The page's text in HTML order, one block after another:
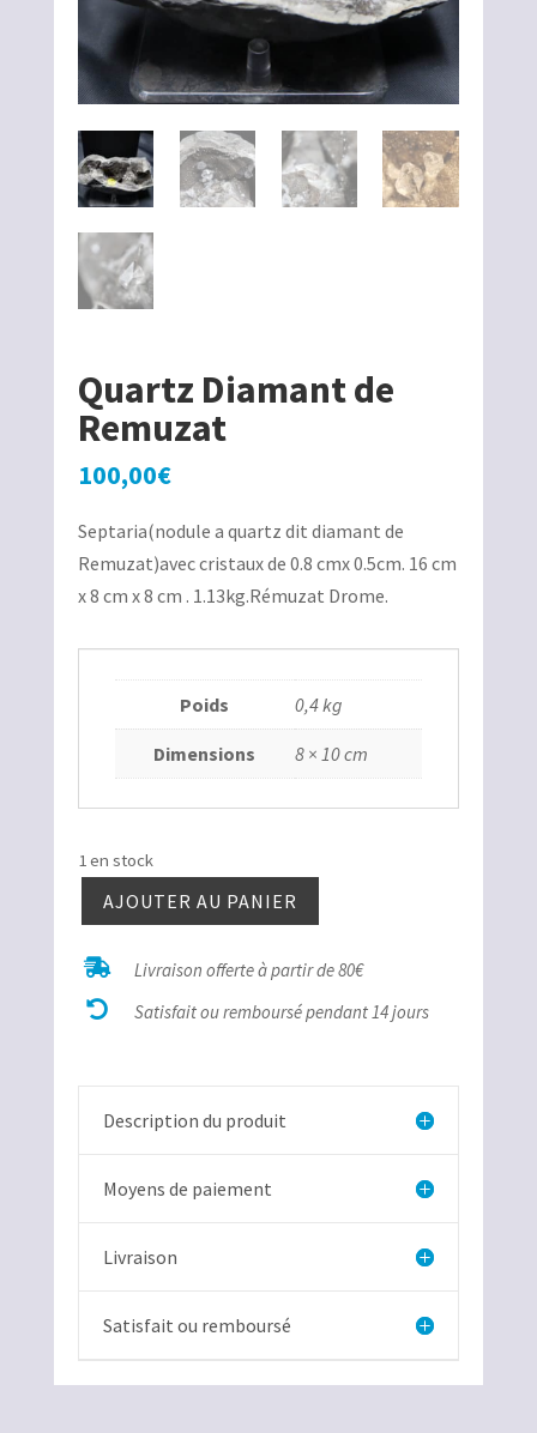
Quartz Diamant de
Remuzat
100,00€
Septaria(nodule a quartz dit diamant de
Remuzat)avec cristaux de 0.8 cmx 0.5cm. 16 cm
x 8 cm x 8 cm . 1.13kg.Rémuzat Drome.
Poids 0,4 kg
Dimensions 8 × 10 cm
1 en stock
quantité
Quartz
Diamant
AJOUTER AU PANIER
 Livraison offerte à partir de 80€
 Satisfait ou remboursé pendant 14 jours
Description du produit
Moyens de paiement
Livraison
Satisfait ou remboursé